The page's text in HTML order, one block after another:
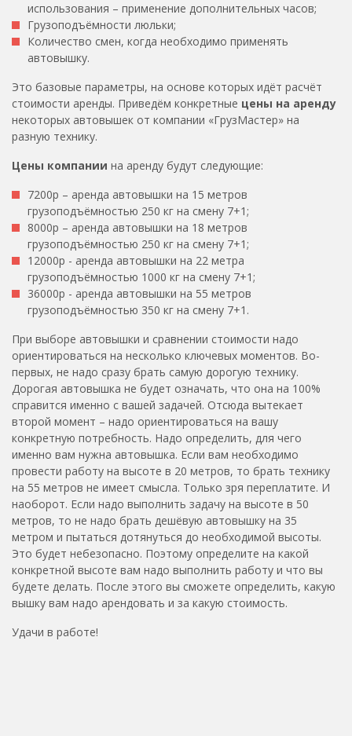
использования – применение дополнительных часов;
Грузоподъёмности люльки;
Количество смен, когда необходимо применять
автовышку.
Это базовые параметры, на основе которых идёт расчёт
стоимости аренды. Приведём конкретные цены на аренду
некоторых автовышек от компании «ГрузМастер» на
разную технику.
Цены компании на аренду будут следующие:
7200р – аренда автовышки на 15 метров
грузоподъёмностью 250 кг на смену 7+1;
8000р – аренда автовышки на 18 метров
грузоподъёмностью 250 кг на смену 7+1;
12000р - аренда автовышки на 22 метра
грузоподъёмностью 1000 кг на смену 7+1;
36000р - аренда автовышки на 55 метров
грузоподъёмностью 350 кг на смену 7+1.
При выборе автовышки и сравнении стоимости надо
ориентироваться на несколько ключевых моментов. Во-
первых, не надо сразу брать самую дорогую технику.
Дорогая автовышка не будет означать, что она на 100%
справится именно с вашей задачей. Отсюда вытекает
второй момент – надо ориентироваться на вашу
конкретную потребность. Надо определить, для чего
именно вам нужна автовышка. Если вам необходимо
провести работу на высоте в 20 метров, то брать технику
на 55 метров не имеет смысла. Только зря переплатите. И
наоборот. Если надо выполнить задачу на высоте в 50
метров, то не надо брать дешёвую автовышку на 35
метром и пытаться дотянуться до необходимой высоты.
Это будет небезопасно. Поэтому определите на какой
конкретной высоте вам надо выполнить работу и что вы
будете делать. После этого вы сможете определить, какую
вышку вам надо арендовать и за какую стоимость.
Удачи в работе!